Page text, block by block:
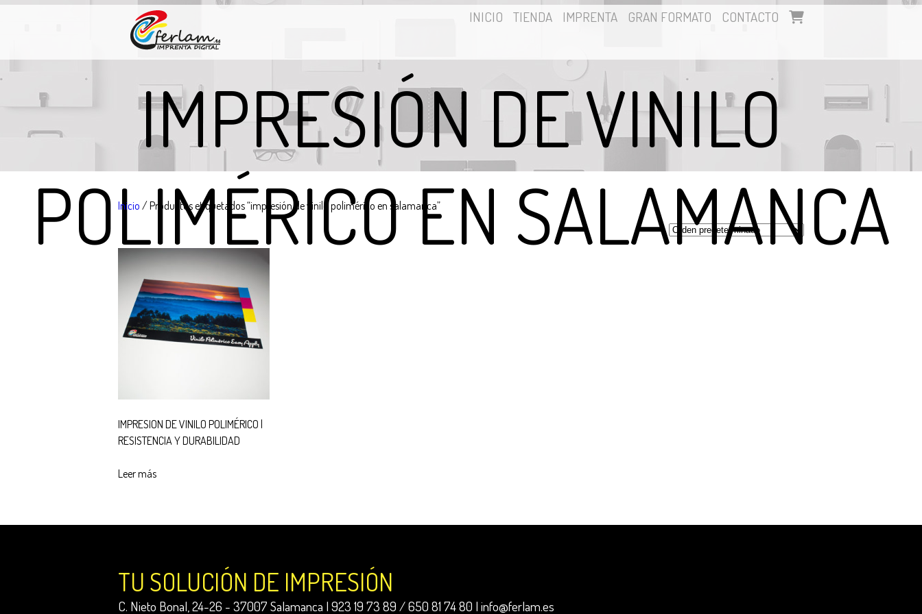
INICIO TIENDA IMPRENTA GRAN FORMATO CONTACTO
IMPRESIÓN DE VINILO
POLIMÉRICO EN SALAMANCA
Inicio / Productos etiquetados “impresión de vinilo polimérico en salamanca”
IMPRESION DE VINILO POLIMÉRICO |
RESISTENCIA Y DURABILIDAD
Leer más
TU SOLUCIÓN DE IMPRESIÓN
C. Nieto Bonal, 24-26 - 37007 Salamanca | 923 19 73 89 / 650 81 74 80 | info@ferlam.es